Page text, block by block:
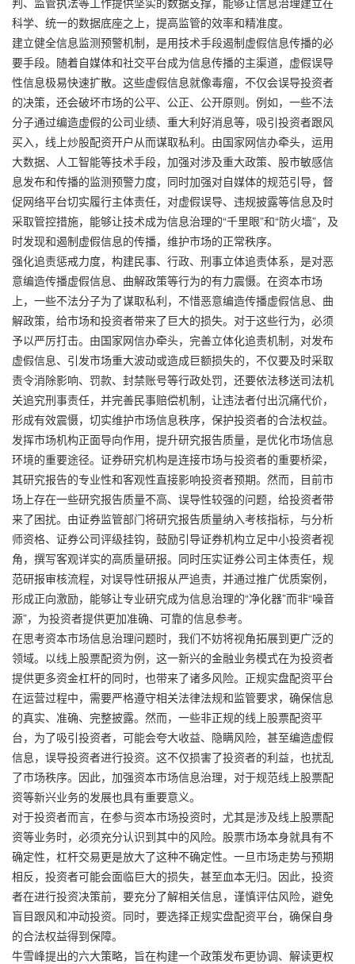
科学、统一的数据底座之上，提高监管的效率和精准度。
建立健全信息监测预警机制，是用技术手段遏制虚假信息传播的必
要手段。随着自媒体和社交平台成为信息传播的主渠道，虚假误导
性信息极易快速扩散。这些虚假信息就像毒瘤，不仅会误导投资者
的决策，还会破坏市场的公平、公正、公开原则。例如，一些不法
分子通过编造虚假的公司业绩、重大利好消息等，吸引投资者跟风
买入， 线上炒股配资开户 从而谋取私利。由国家网信办牵头，运用
大数据、人工智能等技术手段，加强对涉及重大政策、股市敏感信
息发布和传播的监测预警力度，同时加强对自媒体的规范引导，督
促网络平台切实履行主体责任，对虚假误导、违规披露等信息及时
采取管控措施，能够让技术成为信息治理的“千里眼”和“防火墙”，及
时发现和遏制虚假信息的传播，维护市场的正常秩序。
强化追责惩戒力度，构建民事、行政、刑事立体追责体系，是对恶
意编造传播虚假信息、曲解政策等行为的有力震慑。在资本市场
上，一些不法分子为了谋取私利，不惜恶意编造传播虚假信息、曲
解政策，给市场和投资者带来了巨大的损失。对于这些行为，必须
予以严厉打击。由国家网信办牵头，完善立体化追责机制，对发布
虚假信息、引发市场重大波动或造成巨额损失的，不仅要及时采取
责令消除影响、罚款、封禁账号等行政处罚，还要依法移送司法机
关追究刑事责任，并完善民事赔偿机制，让违法者付出沉痛代价，
形成有效震慑，切实维护市场信息秩序，保护投资者的合法权益。
发挥市场机构正面导向作用，提升研究报告质量，是优化市场信息
环境的重要途径。证券研究机构是连接市场与投资者的重要桥梁，
其研究报告的专业性和客观性直接影响投资者预期。然而，目前市
场上存在一些研究报告质量不高、误导性较强的问题，给投资者带
来了困扰。由证券监管部门将研究报告质量纳入考核指标，与分析
师资格、证券公司评级挂钩，鼓励引导证券机构立足中小投资者视
角，撰写客观详实的高质量研报。同时压实证券公司主体责任，规
范研报审核流程，对误导性研报从严追责，并通过推广优质案例，
形成正向激励，能够让专业研究成为信息治理的“净化器”而非“噪音
源”，为投资者提供更加准确、可靠的信息参考。
在思考资本市场信息治理问题时，我们不妨将视角拓展到更广泛的
领域。以线上股票配资为例，这一新兴的金融业务模式在为投资者
提供更多资金杠杆的同时，也带来了诸多风险。正规实盘配资平台
在运营过程中，需要严格遵守相关法律法规和监管要求，确保信息
的真实、准确、完整披露。然而，一些非正规的线上股票配资平
台，为了吸引投资者，可能会夸大收益、隐瞒风险，甚至编造虚假
信息，误导投资者进行投资。这不仅损害了投资者的利益，也扰乱
了市场秩序。因此，加强资本市场信息治理，对于规范线上股票配
资等新兴业务的发展也具有重要意义。
对于投资者而言，在参与资本市场投资时，尤其是涉及线上股票配
资等业务时，必须充分认识到其中的风险。股票市场本身就具有不
确定性，杠杆交易更是放大了这种不确定性。一旦市场走势与预期
相反，投资者可能会面临巨大的损失，甚至血本无归。因此，投资
者在进行投资决策前，要充分了解相关信息，谨慎评估风险，避免
盲目跟风和冲动投资。同时，要选择正规实盘配资平台，确保自身
的合法权益得到保障。
牛雪峰提出的六大策略，旨在构建一个政策发布更协调、解读更权